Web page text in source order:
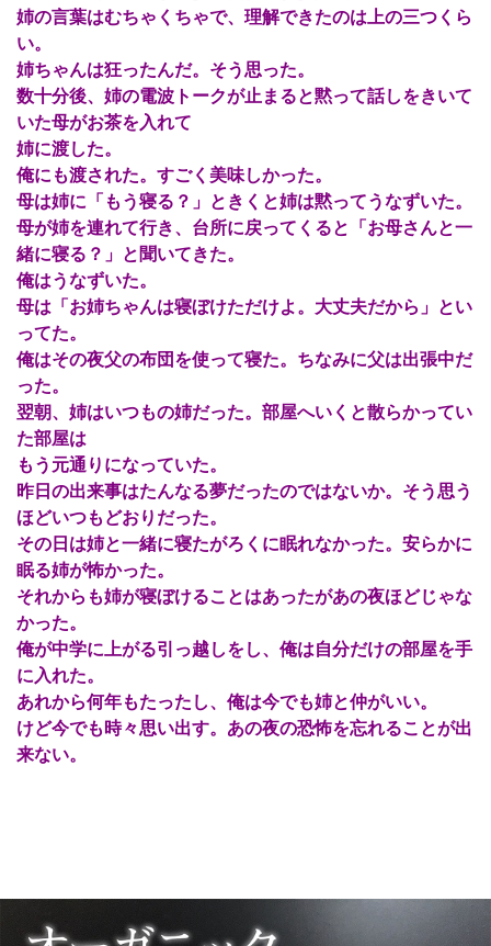
姉の言葉はむちゃくちゃで、理解できたのは上の三つくら
い。
姉ちゃんは狂ったんだ。そう思った。
数十分後、姉の電波トークが止まると黙って話しをきいて
いた母がお茶を入れて
姉に渡した。
俺にも渡された。すごく美味しかった。
母は姉に「もう寝る？」ときくと姉は黙ってうなずいた。
母が姉を連れて行き、台所に戻ってくると「お母さんと一
緒に寝る？」と聞いてきた。
俺はうなずいた。
母は「お姉ちゃんは寝ぼけただけよ。大丈夫だから」とい
ってた。
俺はその夜父の布団を使って寝た。ちなみに父は出張中だ
った。
翌朝、姉はいつもの姉だった。部屋へいくと散らかってい
た部屋は
もう元通りになっていた。
昨日の出来事はたんなる夢だったのではないか。そう思う
ほどいつもどおりだった。
その日は姉と一緒に寝たがろくに眠れなかった。安らかに
眠る姉が怖かった。
それからも姉が寝ぼけることはあったがあの夜ほどじゃな
かった。
俺が中学に上がる引っ越しをし、俺は自分だけの部屋を手
に入れた。
あれから何年もたったし、俺は今でも姉と仲がいい。
けど今でも時々思い出す。あの夜の恐怖を忘れることが出
来ない。